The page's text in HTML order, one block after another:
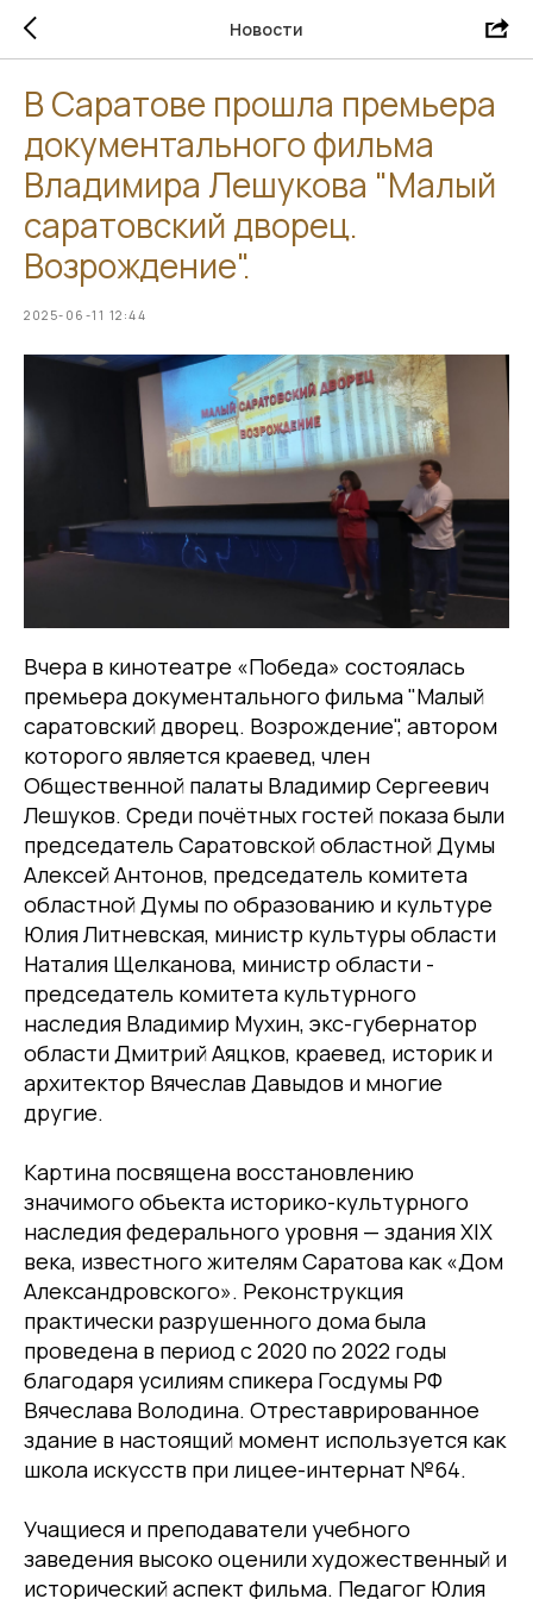
Новости
В Саратове прошла премьера
документального фильма
Владимира Лешукова "Малый
саратовский дворец.
Возрождение".
2025-06-11 12:44
Вчера в кинотеатре «Победа» состоялась
премьера документального фильма "Малый
саратовский дворец. Возрождение", автором
которого является краевед, член
Общественной палаты Владимир Сергеевич
Лешуков. Среди почётных гостей показа были
председатель Саратовской областной Думы
Алексей Антонов, председатель комитета
областной Думы по образованию и культуре
Юлия Литневская, министр культуры области
Наталия Щелканова, министр области -
председатель комитета культурного
наследия Владимир Мухин, экс-губернатор
области Дмитрий Аяцков, краевед, историк и
архитектор Вячеслав Давыдов и многие
другие.
Картина посвящена восстановлению
значимого объекта историко-культурного
наследия федерального уровня — здания XIX
века, известного жителям Саратова как «Дом
Александровского». Реконструкция
практически разрушенного дома была
проведена в период с 2020 по 2022 годы
благодаря усилиям спикера Госдумы РФ
Вячеслава Володина. Отреставрированное
здание в настоящий момент используется как
школа искусств при лицее-интернат №64.
Учащиеся и преподаватели учебного
заведения высоко оценили художественный и
исторический аспект фильма. Педагог Юлия